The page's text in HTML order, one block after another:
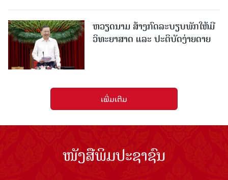
ຫວຽດນາມ ສ້າງກົດລະບຽບພັກໃຫ້ມີ
ວິທະຍາສາດ ແລະ ປະຕິບັດງ່າຍດາຍ
ເພີ່ມເຕີມ
ໜັງສືພິມປະຊາຊົນ